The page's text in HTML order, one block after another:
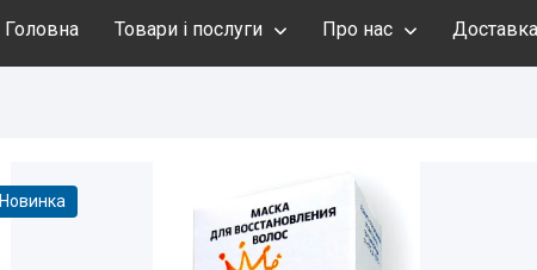
Головна Товари і послуги Про нас
Новинка